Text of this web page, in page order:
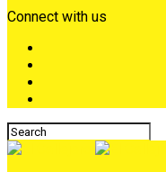
Connect with us